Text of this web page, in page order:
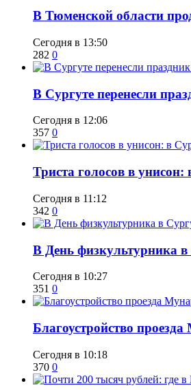
​В Тюменской области
Сегодня в 13:50
282 0
​В Сургуте перенесли
Сегодня в 12:06
357 0
​Триста голосов в
Сегодня в 11:12
342 0
​В День физкультурника в
Сегодня в 10:27
351 0
Благоустройство
Сегодня в 10:18
370 0